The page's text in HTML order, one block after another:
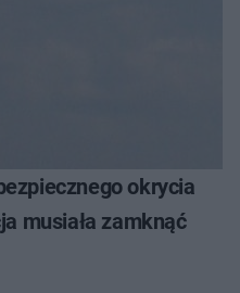
okrycia
musiała zamknąć